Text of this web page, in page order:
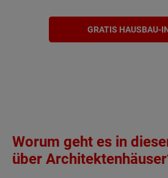
GRATIS HAUSBAU-
Worum geht es in
über